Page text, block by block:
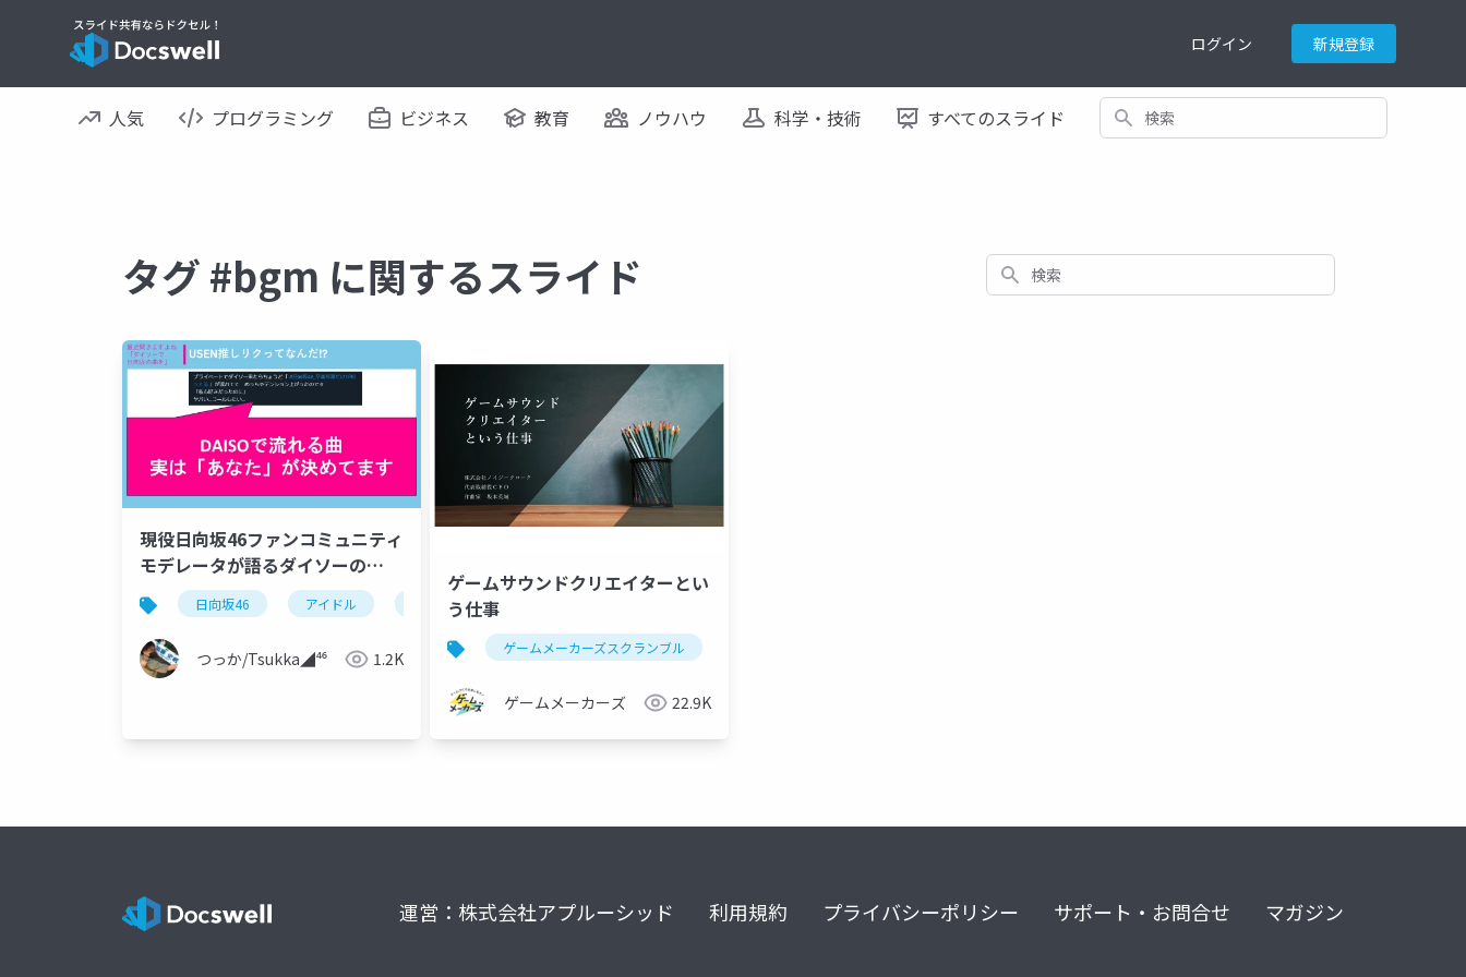
ログイン 新規登録
人気 プログラミング ビジネス 教育 ノウハウ 科学・技術 すべてのスライド 検索
タグ #bgm に関するスライド 検索
現役日向坂46ファンコミュニティ
モデレータが語るダイソーの
BGMが決まる仕組み
日向坂46 アイドル エンタメ
つっか/Tsukka◢⁴⁶ 1.2K
ゲームサウンドクリエイターとい
う仕事
ゲームメーカーズスクランブル
ゲームメーカーズ 22.9K
運営：株式会社アプルーシッド 利用規約 プライバシーポリシー サポート・お問合せ マガジン